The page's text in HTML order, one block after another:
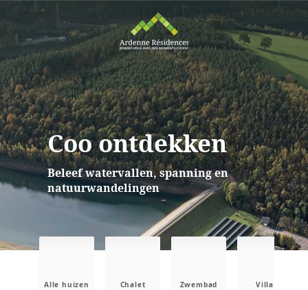
Coo ontdekken
Beleef watervallen, spanning en
natuurwandelingen
Alle huizen Chalet Zwembad Villa